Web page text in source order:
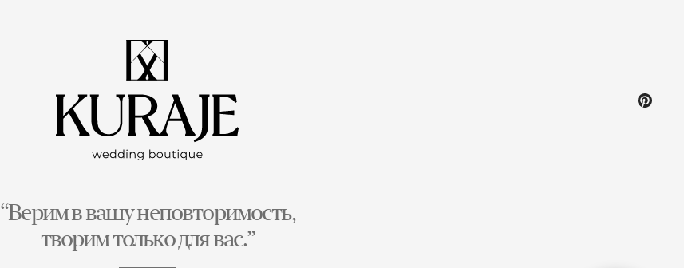
“Верим в вашу неповторимость,
творим только для вас.”